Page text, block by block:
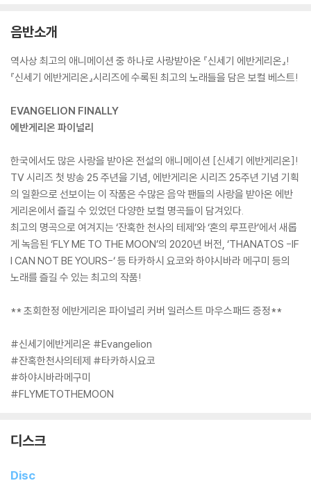
음반소개
역사상 최고의 애니메이션 중 하나로 사랑받아온 『신세기 에반게리온』!
『신세기 에반게리온』시리즈에 수록된 최고의 노래들을 담은 보컬 베스트!
EVANGELION FINALLY
에반게리온 파이널리
한국에서도 많은 사랑을 받아온 전설의 애니메이션 [신세기 에반게리온]!
TV 시리즈 첫 방송 25 주년을 기념, 에반게리온 시리즈 25주년 기념 기획
의 일환으로 선보이는 이 작품은 수많은 음악 팬들의 사랑을 받아온 에반
게리온에서 즐길 수 있었던 다양한 보컬 명곡들이 담겨있다.
최고의 명곡으로 여겨지는 ‘잔혹한 천사의 테제’와 ‘혼의 루프란’에서 새롭
게 녹음된 ‘FLY ME TO THE MOON’의 2020년 버전, ‘THANATOS -IF
I CAN NOT BE YOURS-‘ 등 타카하시 요코와 하야시바라 메구미 등의
노래를 즐길 수 있는 최고의 작품!
** 초회한정 에반게리온 파이널리 커버 일러스트 마우스패드 증정**
#신세기에반게리온 #Evangelion
#잔혹한천사의테제 #타카하시요코
#하야시바라메구미
#FLYMETOTHEMOON
디스크
Disc